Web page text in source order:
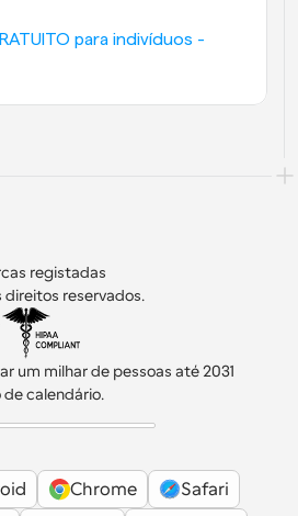
para indivíduos -
registadas
direitos reservados.
um milhar de pessoas até 2031
calendário.
Chrome
Safari